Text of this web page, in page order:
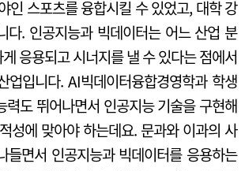
인 스포츠를 융합시킬 수 있었고, 대학 강
다. 인공지능과 빅데이터는 어느 산업 분
응용되고 시너지를 낼 수 있다는 점에서
업입니다. AI빅데이터융합경영학과 학생
력도 뛰어나면서 인공지능 기술을 구현해
성에 맞아야 하는데요. 문과와 이과의 사
들면서 인공지능과 빅데이터를 응용하는